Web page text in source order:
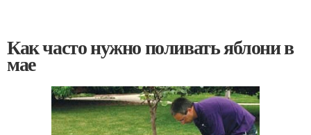
Как часто нужно поливать яблони в
мае